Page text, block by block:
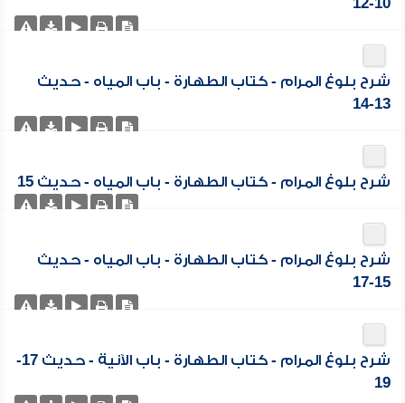
10-12
شرح بلوغ المرام - كتاب الطهارة - باب المياه - حديث
13-14
شرح بلوغ المرام - كتاب الطهارة - باب المياه - حديث 15
شرح بلوغ المرام - كتاب الطهارة - باب المياه - حديث
15-17
شرح بلوغ المرام - كتاب الطهارة - باب الآنية - حديث 17-
19